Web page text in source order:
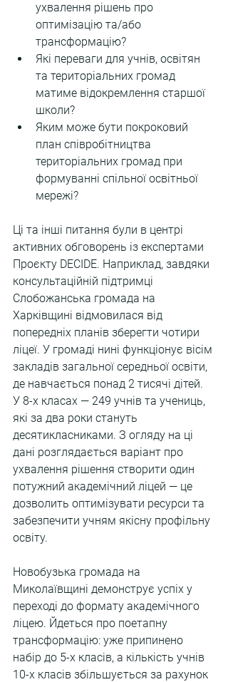
ухвалення рішень про
оптимізацію та/або
трансформацію?
Які переваги для учнів, освітян
та територіальних громад
матиме відокремлення старшої
школи?
Яким може бути покроковий
план співробітництва
територіальних громад при
формуванні спільної освітньої
мережі?
Ці та інші питання були в центрі
активних обговорень із експертами
Проєкту DECIDE. Наприклад, завдяки
консультаційній підтримці
Слобожанська громада на
Харківщині відмовилася від
попередніх планів зберегти чотири
ліцеї. У громаді нині функціонує вісім
закладів загальної середньої освіти,
де навчається понад 2 тисячі дітей.
У 8-х класах — 249 учнів та учениць,
які за два роки стануть
десятикласниками. З огляду на ці
дані розглядається варіант про
ухвалення рішення створити один
потужний академічний ліцей — це
дозволить оптимізувати ресурси та
забезпечити учням якісну профільну
освіту.
Новобузька громада на
Миколаївщині демонструє успіх у
переході до формату академічного
ліцею. Йдеться про поетапну
трансформацію: уже припинено
набір до 5-х класів, а кількість учнів
10-х класів збільшується за рахунок